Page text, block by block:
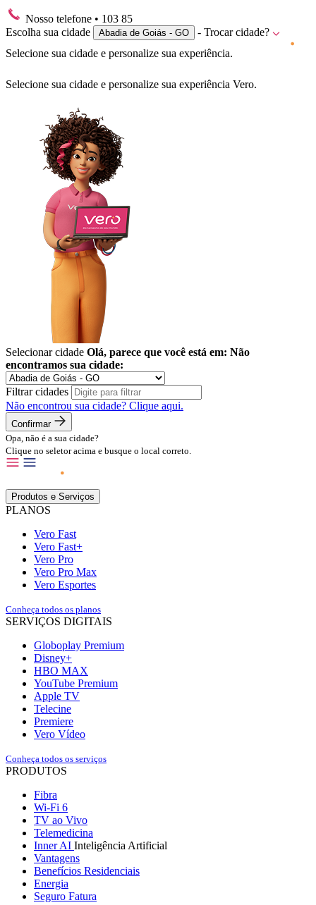
Nosso telefone • 103 85
Escolha sua cidade
Abadia de Goiás - GO
- Trocar cidade?
Selecione sua cidade e personalize sua experiência.
Selecione sua cidade e personalize sua experiência Vero.
Selecionar cidade Olá, parece que você está em: Não
encontramos sua cidade:
Filtrar cidades
Não encontrou sua cidade? Clique aqui.
Confirmar
Opa, não é a sua cidade?
Clique no seletor acima e busque o local correto.
Produtos e Serviços
PLANOS
Vero Fast
Vero Fast+
Vero Pro
Vero Pro Max
Vero Esportes
Conheça todos os planos
SERVIÇOS DIGITAIS
Globoplay Premium
Disney+
HBO MAX
YouTube Premium
Apple TV
Telecine
Premiere
Vero Vídeo
Conheça todos os serviços
PRODUTOS
Fibra
Wi-Fi 6
TV ao Vivo
Telemedicina
Inner AI Inteligência Artificial
Vantagens
Benefícios Residenciais
Energia
Seguro Fatura